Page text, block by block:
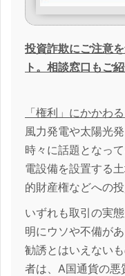
投資詐欺にご注意
ト。相談窓口もご紹
「権利」にかかわ
風力発電や太陽光
時々に話題となっ
電設備を設置する
的財産権などへの
いずれも取引の実
明にウソや不備が
勧誘とはいえない
者は、A国通貨の悪